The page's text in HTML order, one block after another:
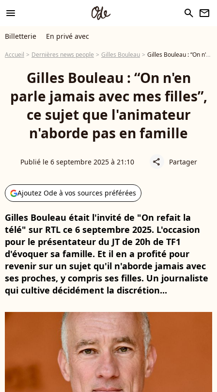
menu search newsletter
Billetterie En privé avec
Accueil Dernières news people Gilles Bouleau Gilles Bouleau : “On n'en parle jamais avec mes filles”, ce sujet que l'animateur n'aborde pas en famille
Gilles Bouleau : “On n'en
parle jamais avec mes filles”,
ce sujet que l'animateur
n'aborde pas en famille
Publié le 6 septembre 2025 à 21:10 share Partager
Ajoutez Ode à vos sources préférées
Gilles Bouleau était l'invité de "On refait la
télé" sur RTL ce 6 septembre 2025. L'occasion
pour le présentateur du JT de 20h de TF1
d'évoquer sa famille. Et il en a profité pour
revenir sur un sujet qu'il n'aborde jamais avec
ses proches, y compris ses filles. Un journaliste
qui cultive décidément la discrétion...